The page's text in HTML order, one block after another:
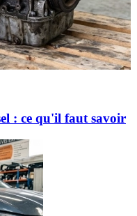
: ce qu'il faut savoir